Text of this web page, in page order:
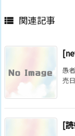
 関連記事
愚
売
[